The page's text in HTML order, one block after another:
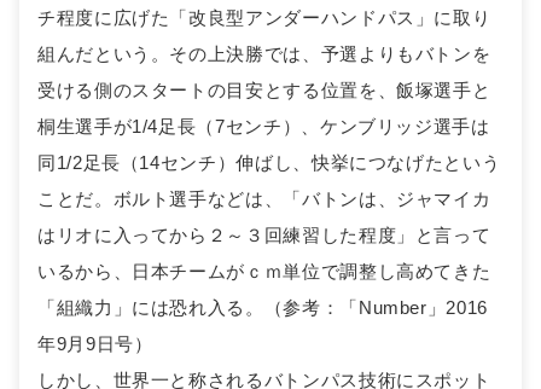
チ程度に広げた「改良型アンダーハンドパス」に取り
組んだという。その上決勝では、予選よりもバトンを
受ける側のスタートの目安とする位置を、飯塚選手と
桐生選手が1/4足長（7センチ）、ケンブリッジ選手は
同1/2足長（14センチ）伸ばし、快挙につなげたという
ことだ。ボルト選手などは、「バトンは、ジャマイカ
はリオに入ってから２～３回練習した程度」と言って
いるから、日本チームがｃｍ単位で調整し高めてきた
「組織力」には恐れ入る。（参考：「Number」2016
年9月9日号）
しかし、世界一と称されるバトンパス技術にスポット